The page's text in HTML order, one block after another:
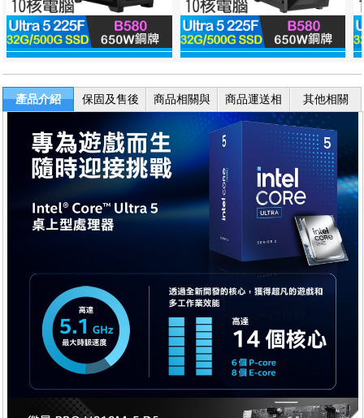
產品介紹
保固及售後
商品相關與
商品運送相
關
其他相關